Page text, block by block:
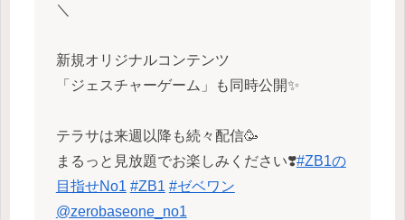
＼
新規オリジナルコンテンツ
「ジェスチャーゲーム」も同時公開✨
テラサは来週以降も続々配信🥳
まるっと見放題でお楽しみください❣️#ZB1の
目指せNo1 #ZB1 #ゼベワン
@zerobaseone_no1